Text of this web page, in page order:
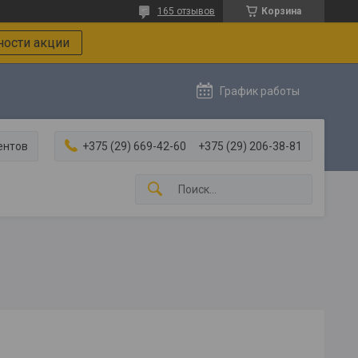
Корзина
165 отзывов
акции
График работы
+375 (29) 669-42-60 +375 (29) 206-38-81